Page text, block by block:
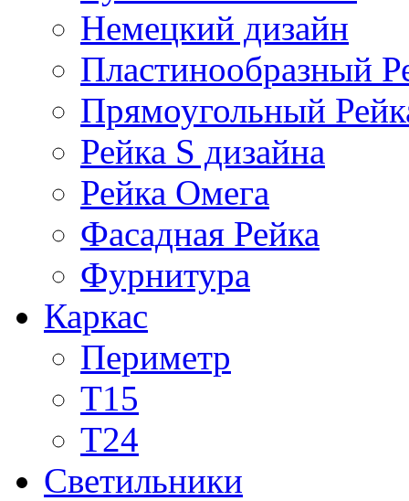
Немецкий дизайн
Пластинообразный
Прямоугольный
Рейка S дизайна
Рейка Омега
Фасадная Рейка
Фурнитура
Каркас
Периметр
Т15
Т24
Светильники